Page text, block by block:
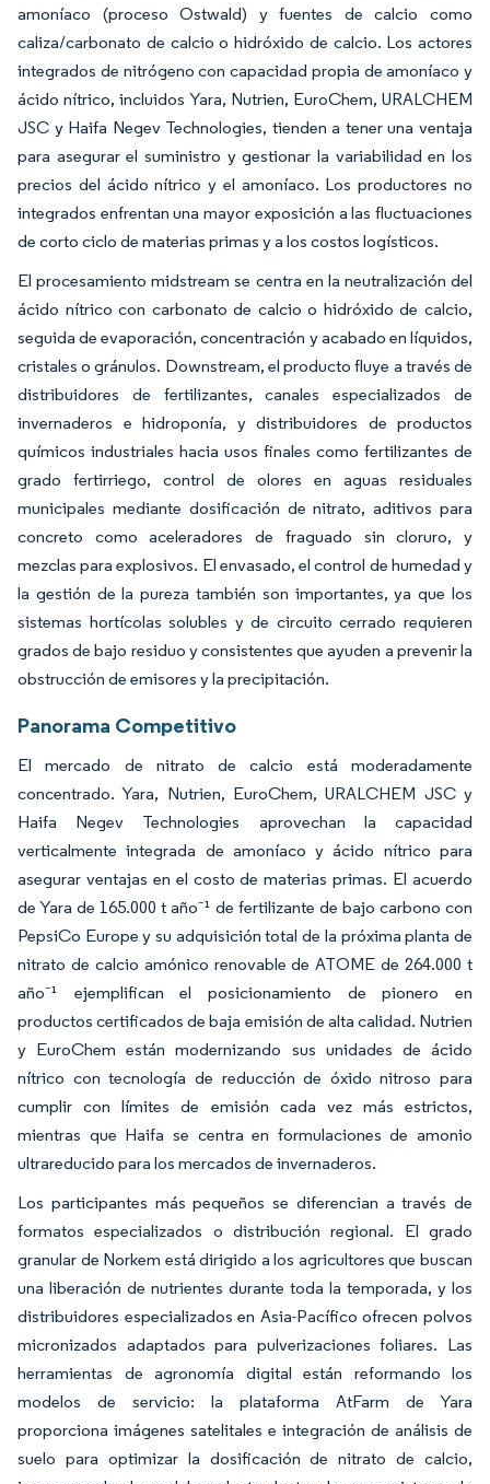
amoníaco (proceso Ostwald) y fuentes de calcio como
caliza/carbonato de calcio o hidróxido de calcio. Los actores
integrados de nitrógeno con capacidad propia de amoníaco y
ácido nítrico, incluidos Yara, Nutrien, EuroChem, URALCHEM
JSC y Haifa Negev Technologies, tienden a tener una ventaja
para asegurar el suministro y gestionar la variabilidad en los
precios del ácido nítrico y el amoníaco. Los productores no
integrados enfrentan una mayor exposición a las fluctuaciones
de corto ciclo de materias primas y a los costos logísticos.
El procesamiento midstream se centra en la neutralización del
ácido nítrico con carbonato de calcio o hidróxido de calcio,
seguida de evaporación, concentración y acabado en líquidos,
cristales o gránulos. Downstream, el producto fluye a través de
distribuidores de fertilizantes, canales especializados de
invernaderos e hidroponía, y distribuidores de productos
químicos industriales hacia usos finales como fertilizantes de
grado fertirriego, control de olores en aguas residuales
municipales mediante dosificación de nitrato, aditivos para
concreto como aceleradores de fraguado sin cloruro, y
mezclas para explosivos. El envasado, el control de humedad y
la gestión de la pureza también son importantes, ya que los
sistemas hortícolas solubles y de circuito cerrado requieren
grados de bajo residuo y consistentes que ayuden a prevenir la
obstrucción de emisores y la precipitación.
Panorama Competitivo
El mercado de nitrato de calcio está moderadamente
concentrado. Yara, Nutrien, EuroChem, URALCHEM JSC y
Haifa Negev Technologies aprovechan la capacidad
verticalmente integrada de amoníaco y ácido nítrico para
asegurar ventajas en el costo de materias primas. El acuerdo
de Yara de 165.000 t año⁻¹ de fertilizante de bajo carbono con
PepsiCo Europe y su adquisición total de la próxima planta de
nitrato de calcio amónico renovable de ATOME de 264.000 t
año⁻¹ ejemplifican el posicionamiento de pionero en
productos certificados de baja emisión de alta calidad. Nutrien
y EuroChem están modernizando sus unidades de ácido
nítrico con tecnología de reducción de óxido nitroso para
cumplir con límites de emisión cada vez más estrictos,
mientras que Haifa se centra en formulaciones de amonio
ultrareducido para los mercados de invernaderos.
Los participantes más pequeños se diferencian a través de
formatos especializados o distribución regional. El grado
granular de Norkem está dirigido a los agricultores que buscan
una liberación de nutrientes durante toda la temporada, y los
distribuidores especializados en Asia-Pacífico ofrecen polvos
micronizados adaptados para pulverizaciones foliares. Las
herramientas de agronomía digital están reformando los
modelos de servicio: la plataforma AtFarm de Yara
proporciona imágenes satelitales e integración de análisis de
suelo para optimizar la dosificación de nitrato de calcio,